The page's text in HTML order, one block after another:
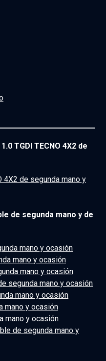
TGDI TECNO 4X2 de
4X2 de segunda mano y
de segunda mano y de
mano y ocasión
mano y ocasión
mano y ocasión
segunda mano y ocasión
mano y ocasión
mano y ocasión
mano y ocasión
de segunda mano y